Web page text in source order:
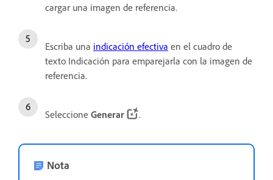
cargar una imagen de referencia.
Escriba una indicación efectiva en el cuadro de
texto Indicación para emparejarla con la imagen de
referencia.
Seleccione Generar .
Nota